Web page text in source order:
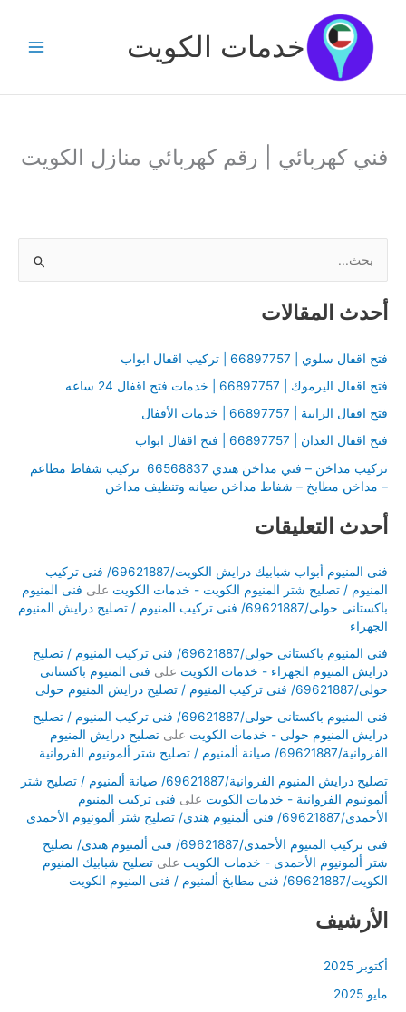
المحتوى
خدمات الكويت
فني كهربائي | رقم كهربائي منازل الكويت
ث
ع
ن
:
أحدث المقالات
فتح اقفال سلوي | 66897757 | تركيب اقفال ابواب
فتح اقفال اليرموك | 66897757 | خدمات فتح اقفال 24 ساعه
فتح اقفال الرابية | 66897757 | خدمات الأقفال
فتح اقفال العدان | 66897757 | فتح اقفال ابواب
تركيب مداخن – فني مداخن هندي 66568837 تركيب شفاط مطاعم
– مداخن مطابخ – شفاط مداخن صيانه وتنظيف مداخن
أحدث التعليقات
فنى المنيوم أبواب شبابيك درايش الكويت/69621887/ فنى تركيب
المنيوم / تصليح شتر المنيوم الكويت - خدمات الكويت على فنى المنيوم
باكستانى حولى/69621887/ فنى تركيب المنيوم / تصليح درايش المنيوم
الجهراء
فنى المنيوم باكستانى حولى/69621887/ فنى تركيب المنيوم / تصليح
درايش المنيوم الجهراء - خدمات الكويت على فنى المنيوم باكستانى
حولى/69621887/ فنى تركيب المنيوم / تصليح درايش المنيوم حولى
فنى المنيوم باكستانى حولى/69621887/ فنى تركيب المنيوم / تصليح
درايش المنيوم حولى - خدمات الكويت على تصليح درايش المنيوم
الفروانية/69621887/ صيانة ألمنيوم / تصليح شتر ألمونيوم الفروانية
تصليح درايش المنيوم الفروانية/69621887/ صيانة ألمنيوم / تصليح شتر
ألمونيوم الفروانية - خدمات الكويت على فنى تركيب المنيوم
الأحمدى/69621887/ فنى ألمنيوم هندى/ تصليح شتر ألمونيوم الأحمدى
فنى تركيب المنيوم الأحمدى/69621887/ فنى ألمنيوم هندى/ تصليح
شتر ألمونيوم الأحمدى - خدمات الكويت على تصليح شبابيك المنيوم
الكويت/69621887/ فنى مطابخ ألمنيوم / فنى المنيوم الكويت
الأرشيف
أكتوبر 2025
مايو 2025